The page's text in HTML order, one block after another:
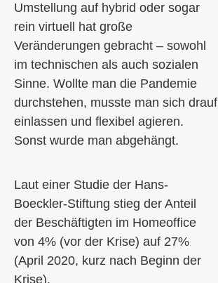
Umstellung auf hybrid oder sogar
rein virtuell hat große
Veränderungen gebracht – sowohl
im technischen als auch sozialen
Sinne. Wollte man die Pandemie
durchstehen, musste man sich drauf
ein lassen und flexibel agieren.
Sonst wurde man abgehängt.
Laut einer Studie der Hans-
Boeckler-Stiftung stieg der Anteil
der Beschäftigten im Homeoffice
von 4% (vor der Krise) auf 27%
(April 2020, kurz nach Beginn der
Krise).